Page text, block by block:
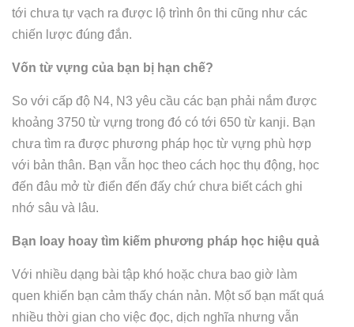
tới chưa tự vạch ra được lộ trình ôn thi cũng như các
chiến lược đúng đắn.
Vốn từ vựng của bạn bị hạn chế?
So với cấp độ N4, N3 yêu cầu các bạn phải nắm được
khoảng 3750 từ vựng trong đó có tới 650 từ kanji. Bạn
chưa tìm ra được phương pháp học từ vựng phù hợp
với bản thân. Bạn vẫn học theo cách học thụ động, học
đến đâu mở từ điển đến đấy chứ chưa biết cách ghi
nhớ sâu và lâu.
Bạn loay hoay tìm kiếm phương pháp học hiệu quả
Với nhiều dạng bài tập khó hoặc chưa bao giờ làm
quen khiến bạn cảm thấy chán nản. Một số bạn mất quá
nhiều thời gian cho việc đọc, dịch nghĩa nhưng vẫn